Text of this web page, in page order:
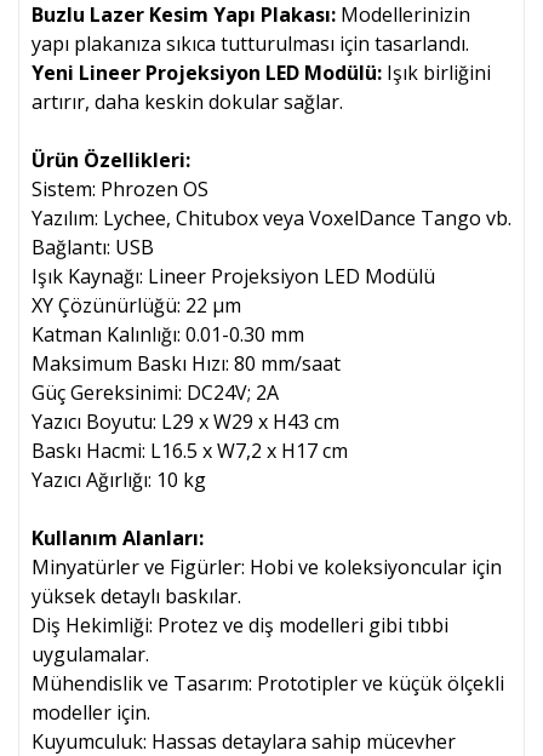
Buzlu Lazer Kesim Yapı Plakası: Modellerinizin
yapı plakanıza sıkıca tutturulması için tasarlandı.
Yeni Lineer Projeksiyon LED Modülü: Işık birliğini
artırır, daha keskin dokular sağlar.
Ürün Özellikleri:
Sistem: Phrozen OS
Yazılım: Lychee, Chitubox veya VoxelDance Tango vb.
Bağlantı: USB
Işık Kaynağı: Lineer Projeksiyon LED Modülü
XY Çözünürlüğü: 22 µm
Katman Kalınlığı: 0.01-0.30 mm
Maksimum Baskı Hızı: 80 mm/saat
Güç Gereksinimi: DC24V; 2A
Yazıcı Boyutu: L29 x W29 x H43 cm
Baskı Hacmi: L16.5 x W7,2 x H17 cm
Yazıcı Ağırlığı: 10 kg
Kullanım Alanları:
Minyatürler ve Figürler: Hobi ve koleksiyoncular için
yüksek detaylı baskılar.
Diş Hekimliği: Protez ve diş modelleri gibi tıbbi
uygulamalar.
Mühendislik ve Tasarım: Prototipler ve küçük ölçekli
modeller için.
Kuyumculuk: Hassas detaylara sahip mücevher